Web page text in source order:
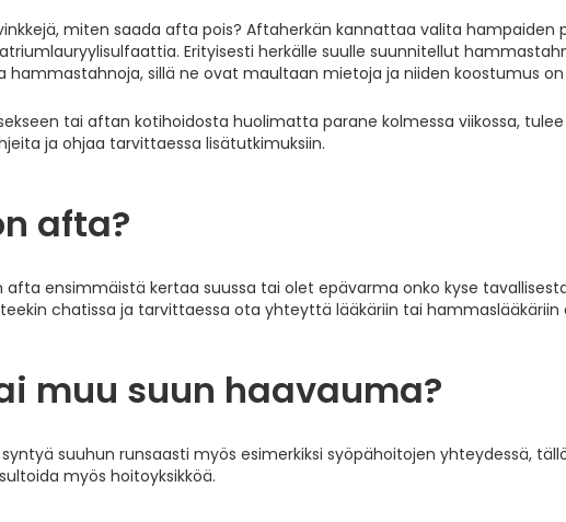
miten saada afta pois? Aftaherkän kannattaa valita
Erityisesti herkälle suulle suunnitellut
hammastahnoja, sillä ne ovat maultaan mietoja ja niiden koostumus
tai aftan kotihoidosta huolimatta parane kolmessa viikossa,
ja ohjaa tarvittaessa lisätutkimuksiin.
afta?
afta ensimmäistä kertaa suussa tai olet epävarma onko kyse
chatissa ja tarvittaessa ota yhteyttä lääkäriin tai hammaslääkäriin
muu suun haavauma?
suuhun runsaasti myös esimerkiksi syöpähoitojen yhteydessä,
myös hoitoyksikköä.